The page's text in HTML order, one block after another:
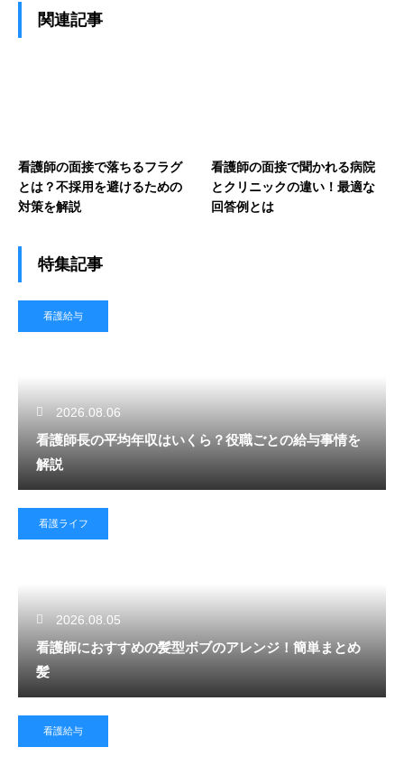
関連記事
看護師の面接で落ちるフラグ
とは？不採用を避けるための
対策を解説
看護師の面接で聞かれる病院
とクリニックの違い！最適な
回答例とは
特集記事
看護給与
2026.08.06
看護師長の平均年収はいくら？役職ごとの給与事情を
解説
看護ライフ
2026.08.05
看護師におすすめの髪型ボブのアレンジ！簡単まとめ
髪
看護給与